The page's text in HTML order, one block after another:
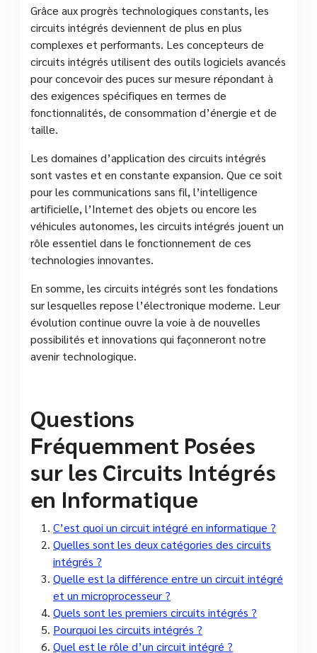
Grâce aux progrès technologiques constants, les
circuits intégrés deviennent de plus en plus
complexes et performants. Les concepteurs de
circuits intégrés utilisent des outils logiciels avancés
pour concevoir des puces sur mesure répondant à
des exigences spécifiques en termes de
fonctionnalités, de consommation d’énergie et de
taille.
Les domaines d’application des circuits intégrés
sont vastes et en constante expansion. Que ce soit
pour les communications sans fil, l’intelligence
artificielle, l’Internet des objets ou encore les
véhicules autonomes, les circuits intégrés jouent un
rôle essentiel dans le fonctionnement de ces
technologies innovantes.
En somme, les circuits intégrés sont les fondations
sur lesquelles repose l’électronique moderne. Leur
évolution continue ouvre la voie à de nouvelles
possibilités et innovations qui façonneront notre
avenir technologique.
Questions
Fréquemment Posées
sur les Circuits Intégrés
en Informatique
C’est quoi un circuit intégré en informatique ?
Quelles sont les deux catégories des circuits
intégrés ?
Quelle est la différence entre un circuit intégré
et un microprocesseur ?
Quels sont les premiers circuits intégrés ?
Pourquoi les circuits intégrés ?
Quel est le rôle d’un circuit intégré ?